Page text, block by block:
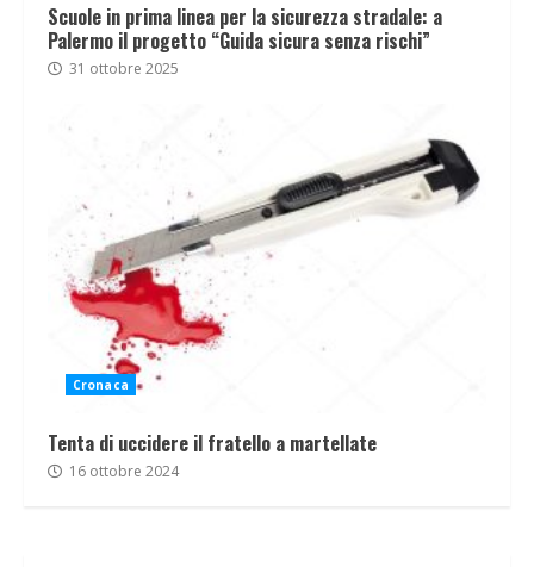
Scuole in prima linea per la sicurezza stradale: a
Palermo il progetto “Guida sicura senza rischi”
31 ottobre 2025
Cronaca
Tenta di uccidere il fratello a martellate
16 ottobre 2024